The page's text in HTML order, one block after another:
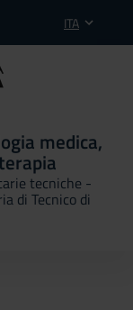
ITA
medica,
tecniche -
di Tecnico di